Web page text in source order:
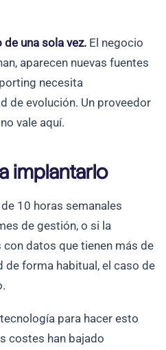
una sola vez. El negocio
aparecen nuevas fuentes
necesita
de evolución. Un proveedor
vale aquí.
implantarlo
10 horas semanales
de gestión, o si la
datos que tienen más de
de forma habitual, el caso de
para hacer esto
costes han bajado